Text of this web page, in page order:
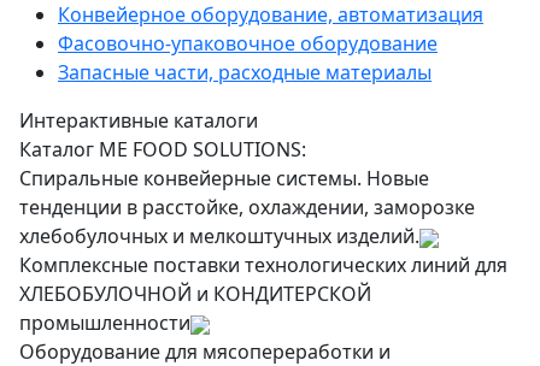
Конвейерное оборудование, автоматизация
Фасовочно-упаковочное оборудование
Запасные части, расходные материалы
Интерактивные каталоги
Каталог ME FOOD SOLUTIONS:
Спиральные конвейерные системы. Новые
тенденции в расстойке, охлаждении, заморозке
хлебобулочных и мелкоштучных изделий.
Комплексные поставки технологических линий для
ХЛЕБОБУЛОЧНОЙ и КОНДИТЕРСКОЙ
промышленности
Оборудование для мясопереработки и